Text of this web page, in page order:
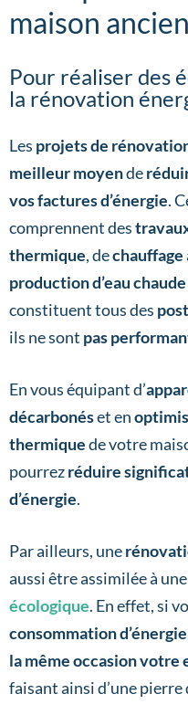
maison
Pour réaliser des
la rénovation
Les projets de
meilleur moyende
vos factures d’énergie.
comprennent des
thermique, dechauffage
production d’eau
constituent tous des
ils ne sont pas
En vous équipant d’
décarbonéset en
thermiquede votre
pourrezréduire
d’énergie.
Par ailleurs, une
aussi être assimilée à une
écologique. En effet, si
consommation d’énergie
la même occasion votre
faisant ainsi d’une pierre